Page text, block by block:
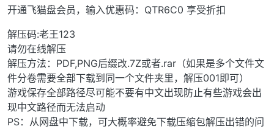
开通飞猫盘会员，输入优惠码：QTR6C0 享受折扣
解压码:老王123
请勿在线解压
解压方法：PDF,PNG后缀改.7Z或者.rar（如果是多个文件文
件分卷需要全部下载到同一个文件夹里，解压001即可）
游戏保存全部路径尽可能不要有中文出现防止有些游戏会出
现中文路径而无法启动
PS：从网盘中下载，可大概率避免下载压缩包解压出错的问